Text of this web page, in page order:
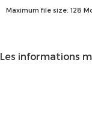
Maximum file size: 128
Les informations